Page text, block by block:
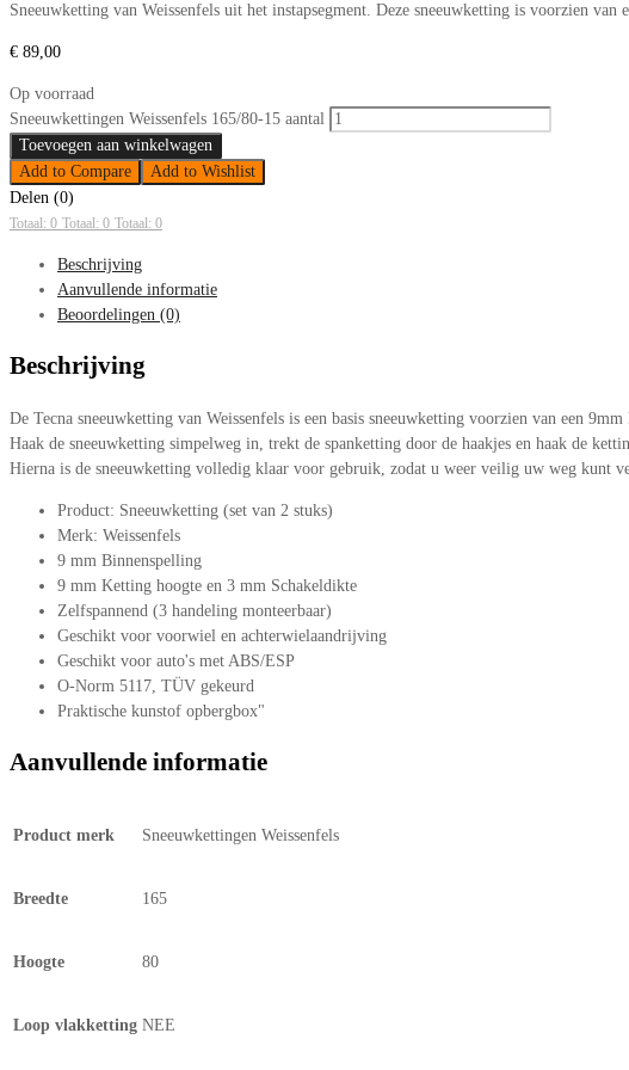
Sneeuwketting van Weissenfels uit het instapsegment. Deze sneeuwketting is voorzien
€ 89,00
Op voorraad
Sneeuwkettingen Weissenfels 165/80-15 aantal
Toevoegen aan winkelwagen
Add to Compare
Add to Wishlist
Delen (0)
Totaal: 0 Totaal: 0 Totaal: 0
Beschrijving
Aanvullende informatie
Beoordelingen (0)
Beschrijving
De Tecna sneeuwketting van Weissenfels is een basis sneeuwketting voorzien van een
Haak de sneeuwketting simpelweg in, trekt de spanketting door de haakjes en haak de
Hierna is de sneeuwketting volledig klaar voor gebruik, zodat u weer veilig uw weg kunt
Product: Sneeuwketting (set van 2 stuks)
Merk: Weissenfels
9 mm Binnenspelling
9 mm Ketting hoogte en 3 mm Schakeldikte
Zelfspannend (3 handeling monteerbaar)
Geschikt voor voorwiel en achterwielaandrijving
Geschikt voor auto's met ABS/ESP
O-Norm 5117, TÜV gekeurd
Praktische kunstof opbergbox"
Aanvullende informatie
Product merk Sneeuwkettingen Weissenfels
Breedte 165
Hoogte 80
Loop vlakketting NEE